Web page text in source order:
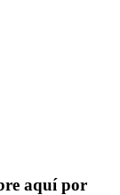
aquí por